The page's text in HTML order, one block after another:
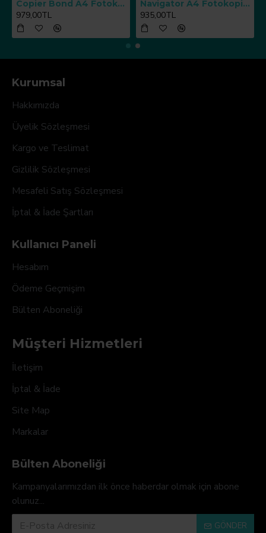
Copier Bond A4 Fotokopi Kağıdı 80 g/m² 500 Yaprak x 5 Paket
979,00TL
Navigator A4 Fotokopi Kağıdı 80 g/m² 500 Yaprak x 5 Paket
935,00TL
Kurumsal
Hakkımızda
Üyelik Sözleşmesi
Kargo ve Teslimat
Gizlilik Sözleşmesi
Mesafeli Satış Sözleşmesi
İptal & İade Şartları
Kullanıcı Paneli
Hesabım
Ödeme Geçmişim
Bülten Aboneliği
Müşteri Hizmetleri
İletişim
İptal & İade
Site Map
Markalar
Bülten Aboneliği
Kampanyalarımızdan ilk önce haberdar olmak için abone
olunuz...
GÖNDER